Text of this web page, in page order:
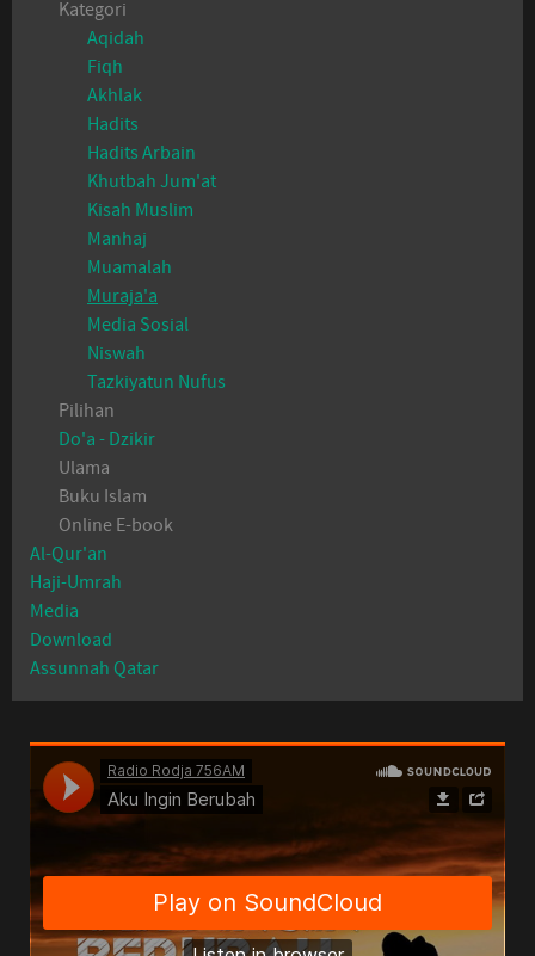
Kategori
Aqidah
Fiqh
Akhlak
Hadits
Hadits Arbain
Khutbah Jum'at
Kisah Muslim
Manhaj
Muamalah
Muraja'a
Media Sosial
Niswah
Tazkiyatun Nufus
Pilihan
Do'a - Dzikir
Ulama
Buku Islam
Online E-book
Al-Qur'an
Haji-Umrah
Media
Download
Assunnah Qatar